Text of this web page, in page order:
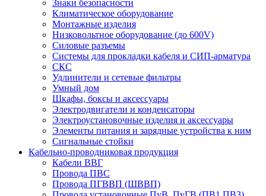
Знаки безопасности
Климатическое оборудование
Монтажные изделия
Низковольтное оборудование (до 600V)
Силовые разъемы
Системы для прокладки кабеля и СИП-арматура
СКС
Удлинители и сетевые фильтры
Умный дом
Шкафы, боксы и аксессуары
Электродвигатели и конденсаторы
Электроустановочные изделия и аксессуары
Элементы питания и зарядные устройства к ним
Сигнальные стойки
Кабельно-проводниковая продукция
Кабели ВВГ
Провода ПВС
Провода ПГВВП (ШВВП)